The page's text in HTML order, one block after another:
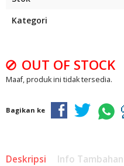
Kategori
OUT OF STOCK
Maaf, produk ini tidak tersedia.
Bagikan ke
Deskripsi Info Tambahan